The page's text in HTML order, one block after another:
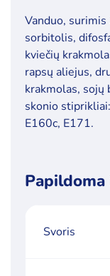
Vanduo,
sorbitolis,
kviečių
rapsų aliejus,
krakmolas, sojų
skonio
E160c, E171.
Svoris